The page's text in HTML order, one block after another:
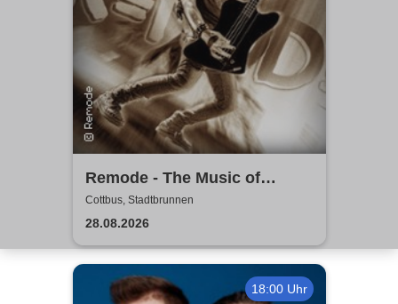
Remode - The Music of
Depeche Mode
Cottbus, Stadtbrunnen
28.08.2026
18:00 Uhr